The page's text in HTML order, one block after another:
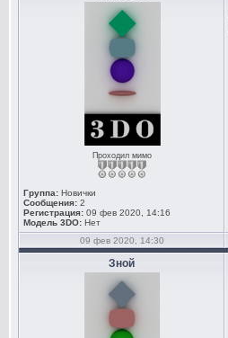
Проходил мимо
Группа: Новички
Сообщения: 2
Регистрация: 09 фев 2020, 14:16
Модель 3DO: Нет
09 фев 2020, 14:30
Зной